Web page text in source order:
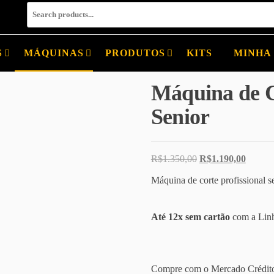
MÁQUINAS PRODUTOS KITS MINHA
Máquina de
Senior
R$1.350,00 O preço original
R$1.190,00O
Máquina de corte profissional
Até 12x sem cartãocom a
Compre com o Mercado